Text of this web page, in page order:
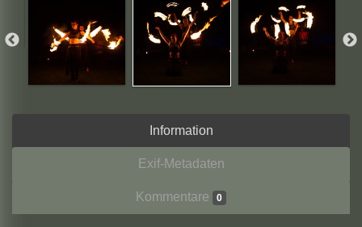
Information
Exif-Metadaten
Kommentare 0